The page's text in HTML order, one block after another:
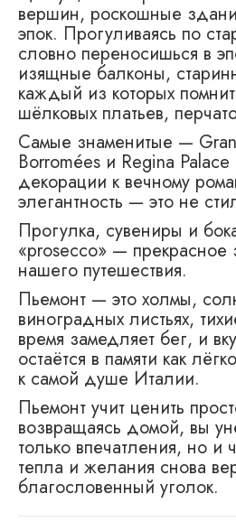
вершин, роскошные
эпок. Прогуливаясь по
словно переносишься в
изящные балконы,
каждый из которых
шёлковых платьев,
Самые знаменитые —
Borromées и Regina
декорации к вечному
элегантность — это не
Прогулка, сувениры и
«prosecco» — прекрасное
нашего путешествия.
Пьемонт — это холмы,
виноградных листьях,
время замедляет бег, и
остаётся в памяти как
к самой душе Италии.
Пьемонт учит ценить
возвращаясь домой, вы
только впечатления, но и
тепла и желания снова
благословенный уголок.